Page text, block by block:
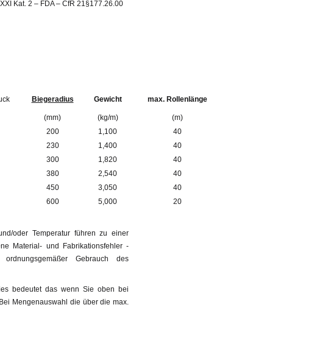
Kat. 2 – FDA – CfR 21§177.26.00
Biegeradius
(mm)
Gewicht
(kg/m)
max. Rollenlänge
(m)
200 1,100
40
230 1,400
40
300 1,820
40
380 2,540
40
450 3,050
40
600 5,000 20
oder Temperatur führen zu einer
Material- und Fabrikationsfehler -
ordnungsgemäßer Gebrauch des
bedeutet das wenn Sie oben bei
Mengenauswahl die über die max.